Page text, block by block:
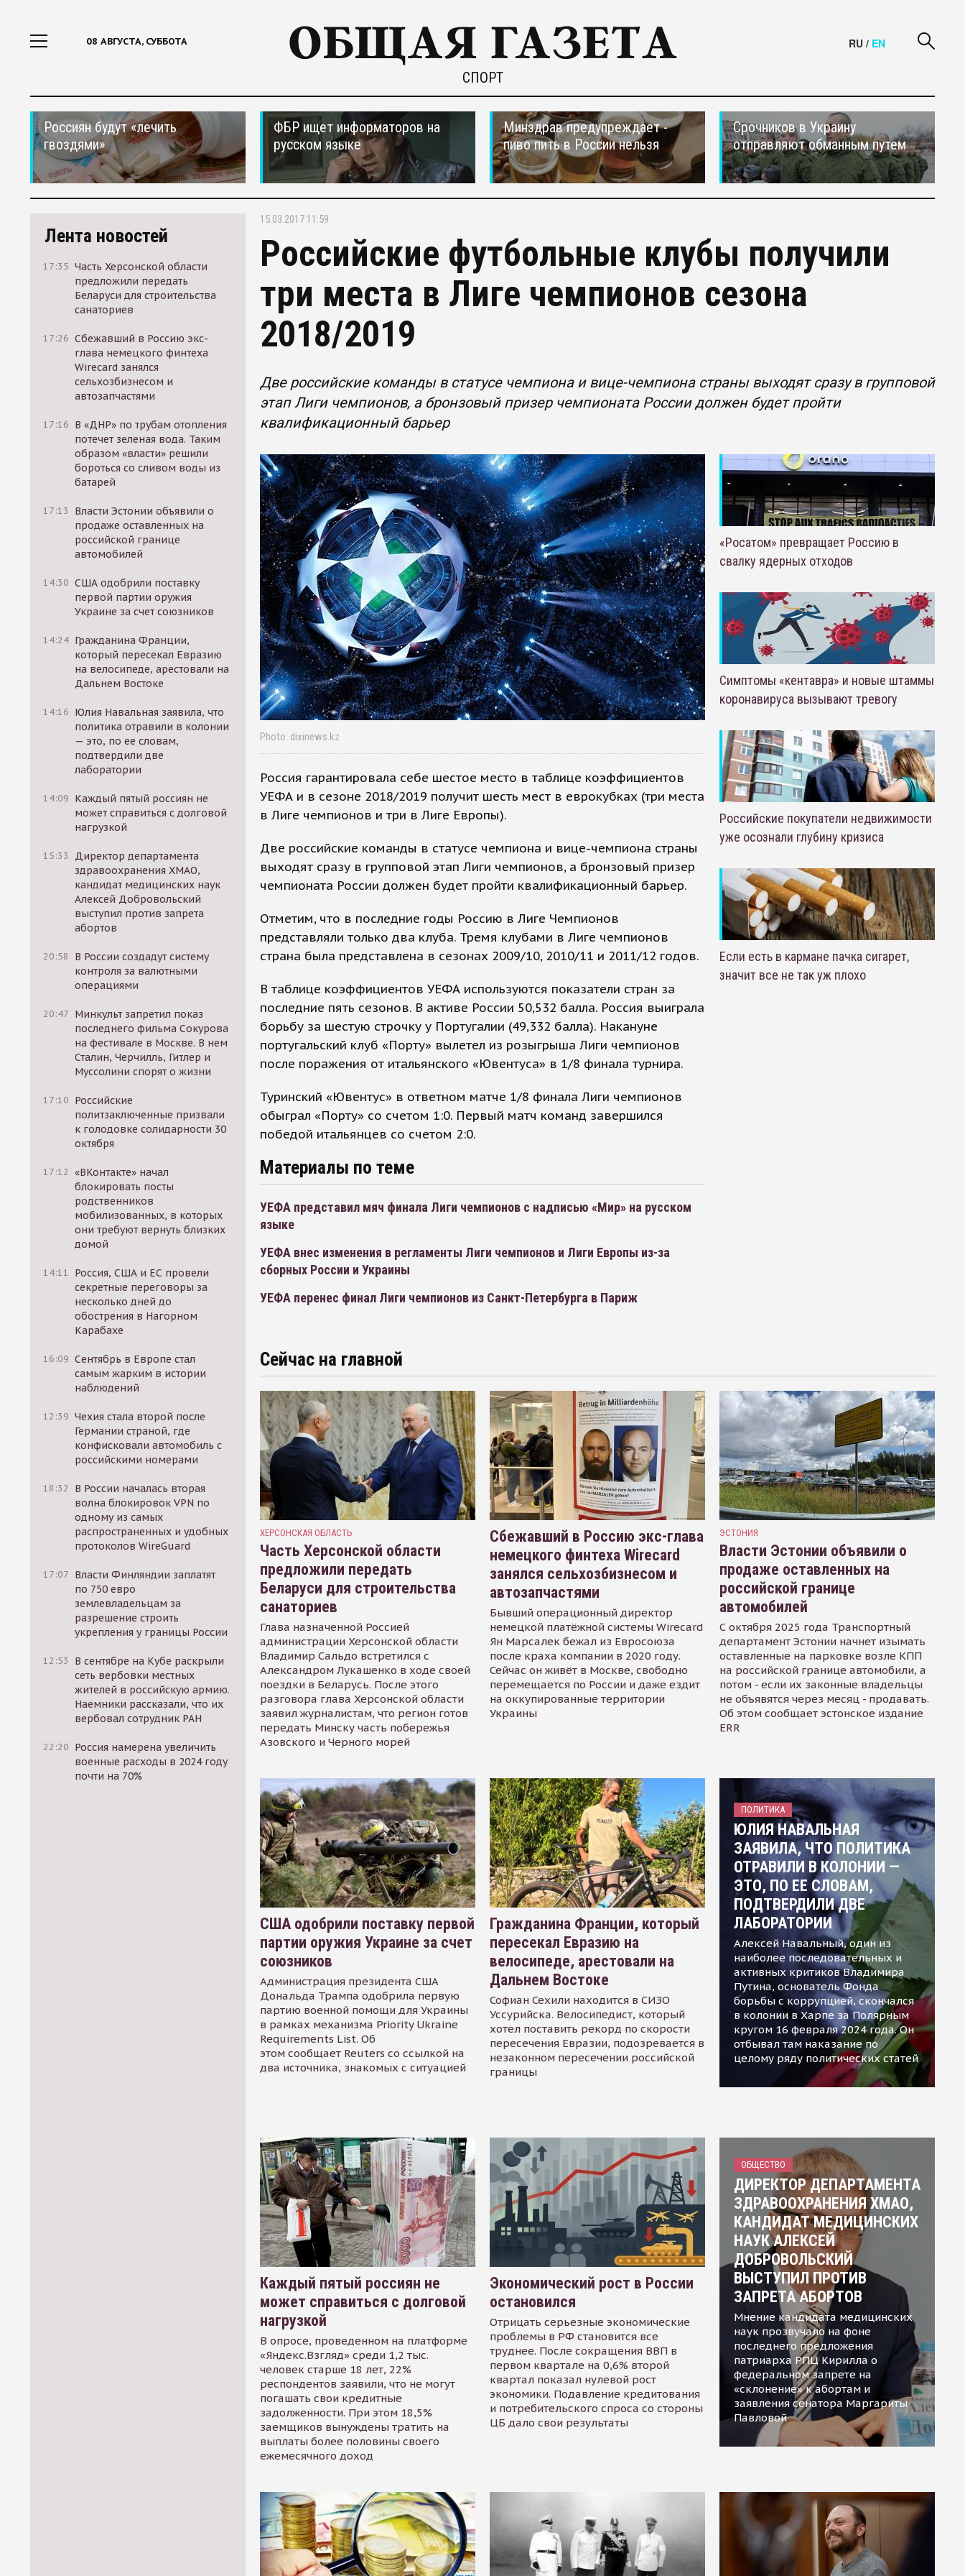
08 АВГУСТА, СУББОТА
СПОРТ
RU / EN
Россиян будут «лечить
гвоздями»
ФБР ищет информаторов на
русском языке
Минздрав предупреждает -
пиво пить в России нельзя
Срочников в Украину
отправляют обманным путем
Лента новостей
17:35 Часть Херсонской области
предложили передать
Беларуси для строительства
санаториев
17:26 Сбежавший в Россию экс-
глава немецкого финтеха
Wirecard занялся
сельхозбизнесом и
автозапчастями
17:16 В «ДНР» по трубам отопления
потечет зеленая вода. Таким
образом «власти» решили
бороться со сливом воды из
батарей
17:13
Власти Эстонии объявили о
продаже оставленных на
российской границе
автомобилей
14:30 США одобрили поставку
первой партии оружия
Украине за счет союзников
14:24 Гражданина Франции,
который пересекал Евразию
на велосипеде, арестовали на
Дальнем Востоке
14:16 Юлия Навальная заявила, что
политика отравили в колонии
— это, по ее словам,
подтвердили две
лаборатории
14:09 Каждый пятый россиян не
может справиться с долговой
нагрузкой
15:33
Директор департамента
здравоохранения ХМАО,
кандидат медицинских наук
Алексей Добровольский
выступил против запрета
абортов
20:58
В России создадут систему
контроля за валютными
операциями
20:47 Минкульт запретил показ
последнего фильма Сокурова
на фестивале в Москве. В нем
Сталин, Черчилль, Гитлер и
Муссолини спорят о жизни
17:10 Российские
политзаключенные призвали
к голодовке солидарности 30
октября
17:12 «ВКонтакте» начал
блокировать посты
родственников
мобилизованных, в которых
они требуют вернуть близких
домой
14:11
Россия, США и ЕС провели
секретные переговоры за
несколько дней до
обострения в Нагорном
Карабахе
16:09 Сентябрь в Европе стал
самым жарким в истории
наблюдений
12:39 Чехия стала второй после
Германии страной, где
конфисковали автомобиль с
российскими номерами
18:32
В России началась вторая
волна блокировок VPN по
одному из самых
распространенных и удобных
протоколов WireGuard
17:07 Власти Финляндии заплатят
по 750 евро
землевладельцам за
разрешение строить
укрепления у границы России
12:53
В сентябре на Кубе раскрыли
сеть вербовки местных
жителей в российскую армию.
Наемники рассказали, что их
вербовал сотрудник РАН
22:20 Россия намерена увеличить
военные расходы в 2024 году
почти на 70%
15.03.2017 11:59
Российские футбольные клубы получили
три места в Лиге чемпионов сезона
2018/2019
Две российские команды в статусе чемпиона и вице-чемпиона страны выходят сразу в групповой
этап Лиги чемпионов, а бронзовый призер чемпионата России должен будет пройти
квалификационный барьер
Photo: dixinews.kz
Россия гарантировала себе шестое место в таблице коэффициентов
УЕФА и в сезоне 2018/2019 получит шесть мест в еврокубках (три места
в Лиге чемпионов и три в Лиге Европы).
Две российские команды в статусе чемпиона и вице-чемпиона страны
выходят сразу в групповой этап Лиги чемпионов, а бронзовый призер
чемпионата России должен будет пройти квалификационный барьер.
Отметим, что в последние годы Россию в Лиге Чемпионов
представляли только два клуба. Тремя клубами в Лиге чемпионов
страна была представлена в сезонах 2009/10, 2010/11 и 2011/12 годов.
В таблице коэффициентов УЕФА используются показатели стран за
последние пять сезонов. В активе России 50,532 балла. Россия выиграла
борьбу за шестую строчку у Португалии (49,332 балла). Накануне
португальский клуб «Порту» вылетел из розыгрыша Лиги чемпионов
после поражения от итальянского «Ювентуса» в 1/8 финала турнира.
Туринский «Ювентус» в ответном матче 1/8 финала Лиги чемпионов
обыграл «Порту» со счетом 1:0. Первый матч команд завершился
победой итальянцев со счетом 2:0.
Материалы по теме
УЕФА представил мяч финала Лиги чемпионов с надписью «Мир» на русском
языке
УЕФА внес изменения в регламенты Лиги чемпионов и Лиги Европы из-за
сборных России и Украины
УЕФА перенес финал Лиги чемпионов из Санкт-Петербурга в Париж
«Росатом» превращает Россию в
свалку ядерных отходов
Симптомы «кентавра» и новые штаммы
коронавируса вызывают тревогу
Российские покупатели недвижимости
уже осознали глубину кризиса
Если есть в кармане пачка сигарет,
значит все не так уж плохо
Сейчас на главной
ХЕРСОНСКАЯ ОБЛАСТЬ
Часть Херсонской области
предложили передать
Беларуси для строительства
санаториев
Глава назначенной Россией
администрации Херсонской области
Владимир Сальдо встретился с
Александром Лукашенко в ходе своей
поездки в Беларусь. После этого
разговора глава Херсонской области
заявил журналистам, что регион готов
передать Минску часть побережья
Азовского и Черного морей
Сбежавший в Россию экс-глава
немецкого финтеха Wirecard
занялся сельхозбизнесом и
автозапчастями
Бывший операционный директор
немецкой платёжной системы Wirecard
Ян Марсалек бежал из Евросоюза
после краха компании в 2020 году.
Сейчас он живёт в Москве, свободно
перемещается по России и даже ездит
на оккупированные территории
Украины
ЭСТОНИЯ
Власти Эстонии объявили о
продаже оставленных на
российской границе
автомобилей
С октября 2025 года Транспортный
департамент Эстонии начнет изымать
оставленные на парковке возле КПП
на российской границе автомобили, а
потом - если их законные владельцы
не объявятся через месяц - продавать.
Об этом сообщает эстонское издание
ERR
США одобрили поставку первой
партии оружия Украине за счет
союзников
Администрация президента США
Дональда Трампа одобрила первую
партию военной помощи для Украины
в рамках механизма Priority Ukraine
Requirements List. Об
этом сообщает Reuters со ссылкой на
два источника, знакомых с ситуацией
Гражданина Франции, который
пересекал Евразию на
велосипеде, арестовали на
Дальнем Востоке
Софиан Сехили находится в СИЗО
Уссурийска. Велосипедист, который
хотел поставить рекорд по скорости
пересечения Евразии, подозревается в
незаконном пересечении российской
границы
ПОЛИТИКА
ЮЛИЯ НАВАЛЬНАЯ
ЗАЯВИЛА, ЧТО ПОЛИТИКА
ОТРАВИЛИ В КОЛОНИИ —
ЭТО, ПО ЕЕ СЛОВАМ,
ПОДТВЕРДИЛИ ДВЕ
ЛАБОРАТОРИИ
Алексей Навальный, один из
наиболее последовательных и
активных критиков Владимира
Путина, основатель Фонда
борьбы с коррупцией, скончался
в колонии в Харпе за Полярным
кругом 16 февраля 2024 года. Он
отбывал там наказание по
целому ряду политических статей
Каждый пятый россиян не
может справиться с долговой
нагрузкой
В опросе, проведенном на платформе
«Яндекс.Взгляд» среди 1,2 тыс.
человек старше 18 лет, 22%
респондентов заявили, что не могут
погашать свои кредитные
задолженности. При этом 18,5%
заемщиков вынуждены тратить на
выплаты более половины своего
ежемесячного доход
Экономический рост в России
остановился
Отрицать серьезные экономические
проблемы в РФ становится все
труднее. После сокращения ВВП в
первом квартале на 0,6% второй
квартал показал нулевой рост
экономики. Подавление кредитования
и потребительского спроса со стороны
ЦБ дало свои результаты
ОБЩЕСТВО
ДИРЕКТОР ДЕПАРТАМЕНТА
ЗДРАВООХРАНЕНИЯ ХМАО,
КАНДИДАТ МЕДИЦИНСКИХ
НАУК АЛЕКСЕЙ
ДОБРОВОЛЬСКИЙ
ВЫСТУПИЛ ПРОТИВ
ЗАПРЕТА АБОРТОВ
Мнение кандидата медицинских
наук прозвучало на фоне
последнего предложения
патриарха РПЦ Кирилла о
федеральном запрете на
«склонение» к абортам и
заявления сенатора Маргариты
Павловой